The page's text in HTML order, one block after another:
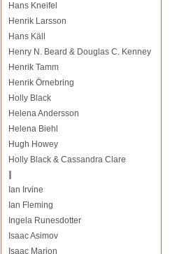
Hans Kneifel
Henrik Larsson
Hans Käll
Henry N. Beard & Douglas C. Kenney
Henrik Tamm
Henrik Örnebring
Holly Black
Helena Andersson
Helena Biehl
Hugh Howey
Holly Black & Cassandra Clare
I
Ian Irvine
Ian Fleming
Ingela Runesdotter
Isaac Asimov
Isaac Marion